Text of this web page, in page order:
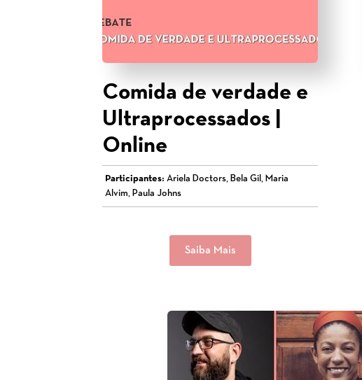
Comida de verdade e
Ultraprocessados |
Online
Participantes: Ariela Doctors, Bela Gil, Maria
Alvim, Paula Johns
Saiba Mais